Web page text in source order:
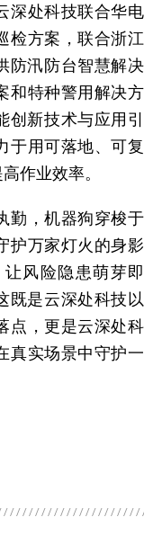
深处科技联合华电
检方案，联合浙江
防汛防台智慧解决
和特种警用解决方
新技术与应用引
于用可落地、可复
作业效率。
勤，机器狗穿梭于
护万家灯火的身影
风险隐患萌芽即
是云深处科技以
点，更是云深处科
真实场景中守护一